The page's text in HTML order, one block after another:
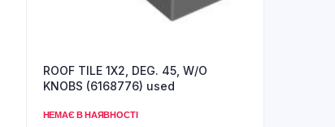
ROOF TILE 1X2, DEG. 45, W/O
KNOBS (6168776) used
НЕМАЄ В НАЯВНОСТІ